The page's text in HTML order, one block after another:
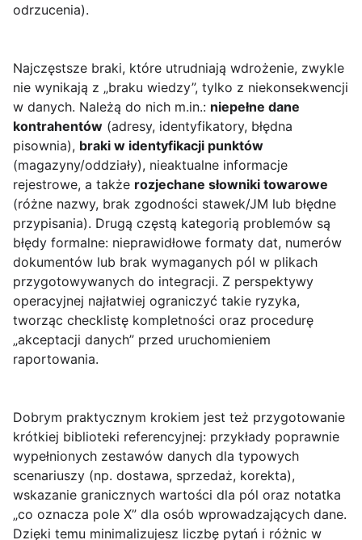
odrzucenia).
Najczęstsze braki, które utrudniają wdrożenie, zwykle
nie wynikają z „braku wiedzy”, tylko z niekonsekwencji
w danych. Należą do nich m.in.: niepełne dane
kontrahentów (adresy, identyfikatory, błędna
pisownia), braki w identyfikacji punktów
(magazyny/oddziały), nieaktualne informacje
rejestrowe, a także rozjechane słowniki towarowe
(różne nazwy, brak zgodności stawek/JM lub błędne
przypisania). Drugą częstą kategorią problemów są
błędy formalne: nieprawidłowe formaty dat, numerów
dokumentów lub brak wymaganych pól w plikach
przygotowywanych do integracji. Z perspektywy
operacyjnej najłatwiej ograniczyć takie ryzyka,
tworząc checklistę kompletności oraz procedurę
„akceptacji danych” przed uruchomieniem
raportowania.
Dobrym praktycznym krokiem jest też przygotowanie
krótkiej biblioteki referencyjnej: przykłady poprawnie
wypełnionych zestawów danych dla typowych
scenariuszy (np. dostawa, sprzedaż, korekta),
wskazanie granicznych wartości dla pól oraz notatka
„co oznacza pole X” dla osób wprowadzających dane.
Dzięki temu minimalizujesz liczbę pytań i różnic w